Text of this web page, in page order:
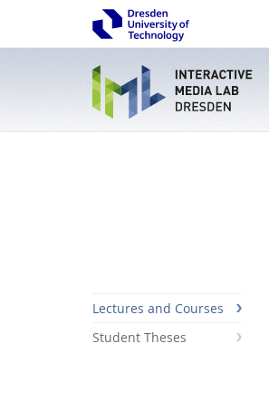
Lectures and Courses
Student Theses